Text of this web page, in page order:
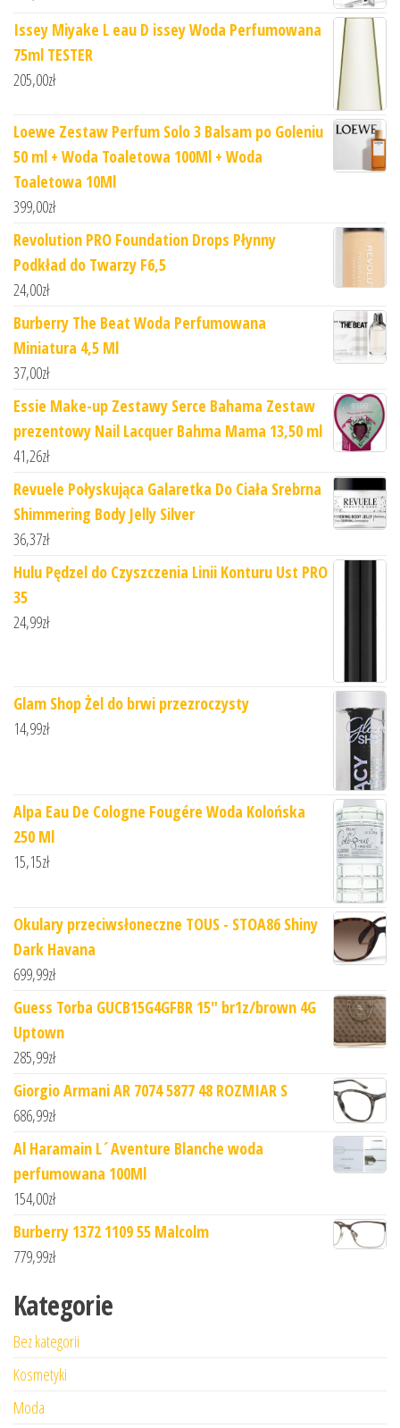
Issey Miyake L eau D issey Woda Perfumowana
75ml TESTER
205,00zł
Loewe Zestaw Perfum Solo 3 Balsam po Goleniu
50 ml + Woda Toaletowa 100Ml + Woda
Toaletowa 10Ml
399,00zł
Revolution PRO Foundation Drops Płynny
Podkład do Twarzy F6,5
24,00zł
Burberry The Beat Woda Perfumowana
Miniatura 4,5 Ml
37,00zł
Essie Make-up Zestawy Serce Bahama Zestaw
prezentowy Nail Lacquer Bahma Mama 13,50 ml
41,26zł
Revuele Połyskująca Galaretka Do Ciała Srebrna
Shimmering Body Jelly Silver
36,37zł
Hulu Pędzel do Czyszczenia Linii Konturu Ust PRO
35
24,99zł
Glam Shop Żel do brwi przezroczysty
14,99zł
Alpa Eau De Cologne Fougére Woda Kolońska
250 Ml
15,15zł
Okulary przeciwsłoneczne TOUS - STOA86 Shiny
Dark Havana
699,99zł
Guess Torba GUCB15G4GFBR 15" br1z/brown 4G
Uptown
285,99zł
Giorgio Armani AR 7074 5877 48 ROZMIAR S
686,99zł
Al Haramain L´Aventure Blanche woda
perfumowana 100Ml
154,00zł
Burberry 1372 1109 55 Malcolm
779,99zł
Kategorie
Bez kategorii
Kosmetyki
Moda